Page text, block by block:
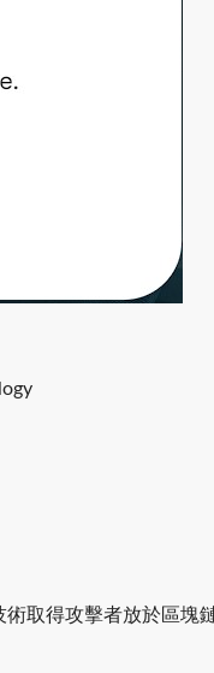
取得攻擊者放於區塊